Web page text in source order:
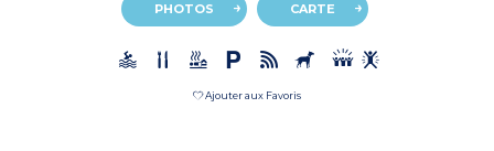
PHOTOS CARTE
Ajouter aux Favoris